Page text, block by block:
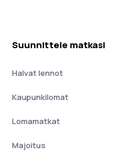
Suunnittele matkasi
Halvat lennot
Kaupunkilomat
Lomamatkat
Majoitus